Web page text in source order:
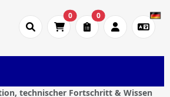
0 0
technischer Fortschritt & Wissen